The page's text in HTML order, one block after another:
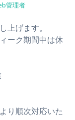
管理者
上げます。
ーク期間中は休
り順次対応いた